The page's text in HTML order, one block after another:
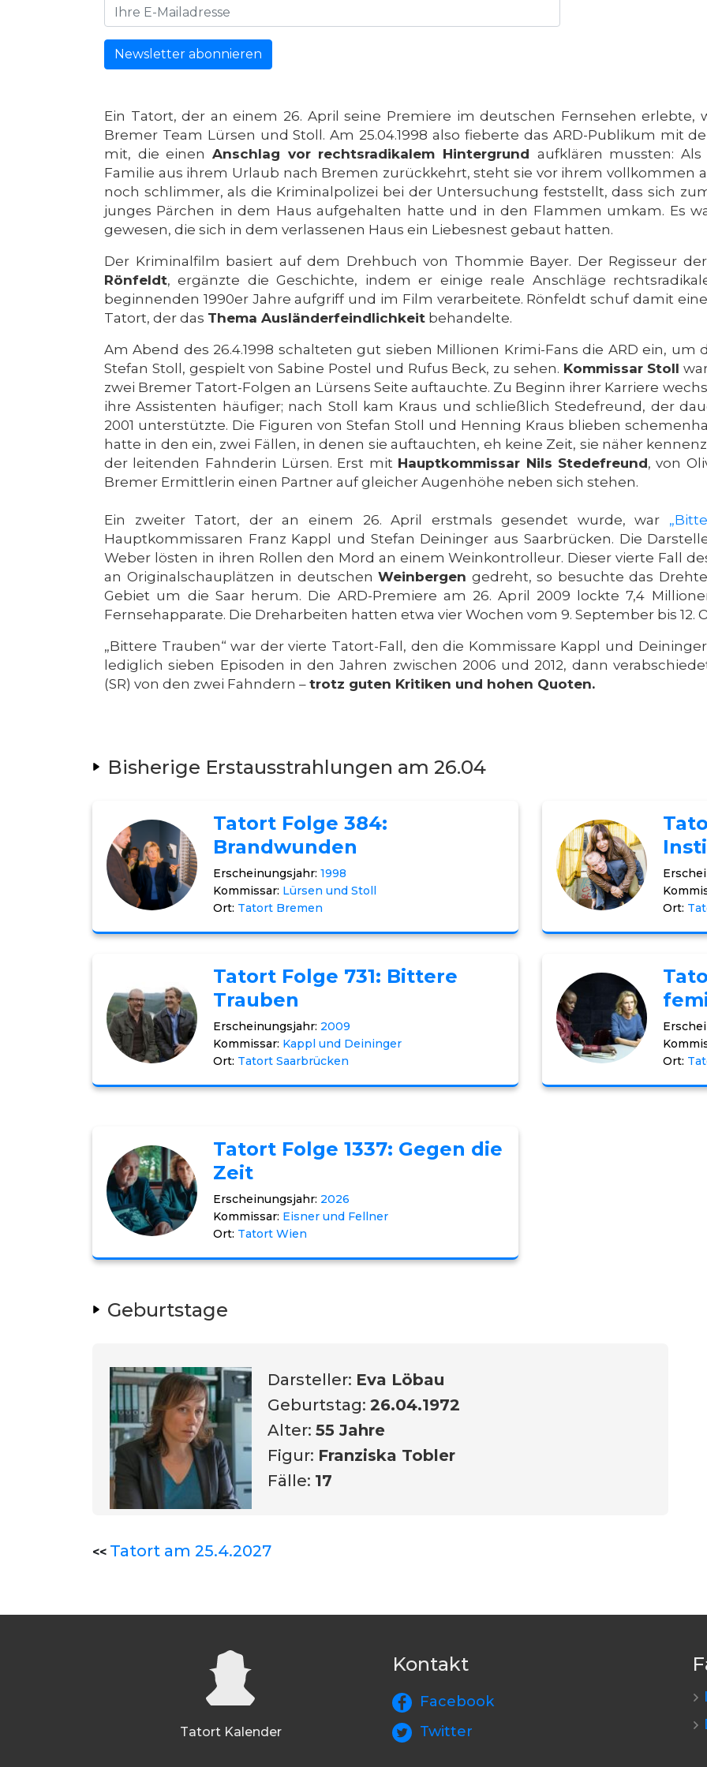
Newsletter abonnieren
Ein Tatort, der an einem 26. April seine Premiere im deutschen Fernsehen erlebte,
Bremer Team Lürsen und Stoll. Am 25.04.1998 also fieberte das ARD-Publikum mit
mit, die einen Anschlag vor rechtsradikalem Hintergrund aufklären mussten:
Familie aus ihrem Urlaub nach Bremen zurückkehrt, steht sie vor ihrem vollkommen
noch schlimmer, als die Kriminalpolizei bei der Untersuchung feststellt, dass sich
junges Pärchen in dem Haus aufgehalten hatte und in den Flammen umkam. Es
gewesen, die sich in dem verlassenen Haus ein Liebesnest gebaut hatten.
Der Kriminalfilm basiert auf dem Drehbuch von Thommie Bayer. Der Regisseur
Rönfeldt, ergänzte die Geschichte, indem er einige reale Anschläge
beginnenden 1990er Jahre aufgriff und im Film verarbeitete. Rönfeldt schuf damit
Tatort, der das Thema Ausländerfeindlichkeit behandelte.
Am Abend des 26.4.1998 schalteten gut sieben Millionen Krimi-Fans die ARD ein,
Stefan Stoll, gespielt von Sabine Postel und Rufus Beck, zu sehen. Kommissar Stoll
zwei Bremer Tatort-Folgen an Lürsens Seite auftauchte. Zu Beginn ihrer Karriere
ihre Assistenten häufiger; nach Stoll kam Kraus und schließlich Stedefreund, der
2001 unterstützte. Die Figuren von Stefan Stoll und Henning Kraus blieben
hatte in den ein, zwei Fällen, in denen sie auftauchten, eh keine Zeit, sie näher
der leitenden Fahnderin Lürsen. Erst mit Hauptkommissar Nils Stedefreund, von
Bremer Ermittlerin einen Partner auf gleicher Augenhöhe neben sich stehen.
Ein zweiter Tatort, der an einem 26. April erstmals gesendet wurde, war
Hauptkommissaren Franz Kappl und Stefan Deininger aus Saarbrücken. Die
Weber lösten in ihren Rollen den Mord an einem Weinkontrolleur. Dieser vierte Fall
an Originalschauplätzen in deutschenWeinbergen gedreht, so besuchte das
Gebiet um die Saar herum. Die ARD-Premiere am 26. April 2009 lockte 7,4
Fernsehapparate. Die Dreharbeiten hatten etwa vier Wochen vom 9. September bis 12.
„Bittere Trauben“ war der vierte Tatort-Fall, den die Kommissare Kappl und
lediglich sieben Episoden in den Jahren zwischen 2006 und 2012, dann
(SR) von den zwei Fahndern – trotz guten Kritiken und hohen Quoten.
Bisherige Erstausstrahlungen am 26.04
Tatort Folge 384:
Brandwunden
Erscheinungsjahr: 1998
Kommissar: Lürsen und Stoll
Ort: Tatort Bremen
Tatort Folge 731: Bittere
Trauben
Erscheinungsjahr: 2009
Kommissar: Kappl und Deininger
Ort: Tatort Saarbrücken
Ort:
Ort:
Tatort Folge 1337: Gegen die
Zeit
Erscheinungsjahr: 2026
Kommissar: Eisner und Fellner
Ort: Tatort Wien
Geburtstage
Darsteller: Eva Löbau
Geburtstag: 26.04.1972
Alter: 55 Jahre
Figur: Franziska Tobler
Fälle: 17
<< Tatort am 25.4.2027
Tatort Kalender
Kontakt
Facebook
Twitter